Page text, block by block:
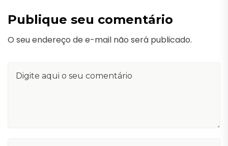
Publique seu comentário
O seu endereço de e-mail não será publicado.